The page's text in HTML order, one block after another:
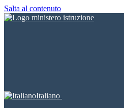
Salta al contenuto
Italiano